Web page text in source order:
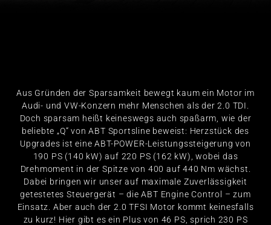
Aus Gründen der Sparsamkeit bewegt kaum ein Motor im
Audi- und VW-Konzern mehr Menschen als der 2.0 TDI.
Doch sparsam heißt keineswegs auch spaßarm, wie der
beliebte „Q“ von ABT Sportsline beweist: Herzstück des
Upgrades ist eine ABT-POWER-Leistungssteigerung von
190 PS (140 kW) auf 220 PS (162 kW), wobei das
Drehmoment in der Spitze von 400 auf 440 Nm wächst.
Dabei bringen wir unser auf maximale Zuverlässigkeit
getestetes Steuergerät – die ABT Engine Control – zum
Einsatz. Aber auch der 2.0 TFSI Motor kommt keinesfalls
zu kurz! Hier gibt es ein Plus von 46 PS, sprich 230 PS